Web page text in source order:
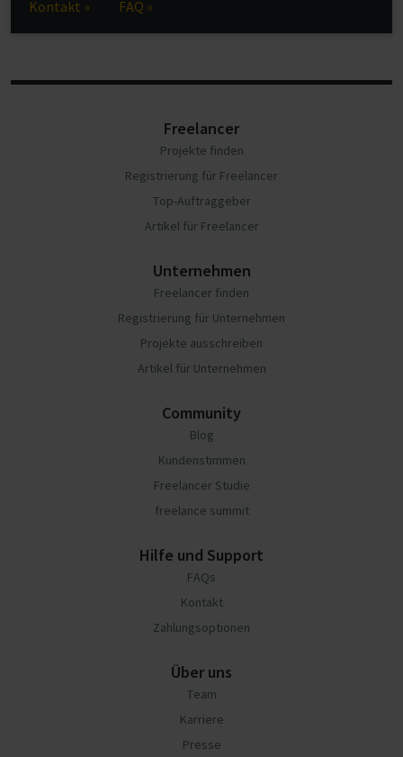
Kontakt » FAQ »
Freelancer
Projekte finden
Registrierung für Freelancer
Top-Auftraggeber
Artikel für Freelancer
Unternehmen
Freelancer finden
Registrierung für Unternehmen
Projekte ausschreiben
Artikel für Unternehmen
Community
Blog
Kundenstimmen
Freelancer Studie
freelance summit
Hilfe und Support
FAQs
Kontakt
Zahlungsoptionen
Über uns
Team
Karriere
Presse